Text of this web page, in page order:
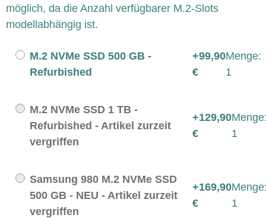
möglich, da die Anzahl verfügbarer M.2-Slots
modellabhängig ist.
M.2 NVMe SSD 500 GB -
Refurbished
+99,90
€
Menge:
1
M.2 NVMe SSD 1 TB -
Refurbished - Artikel zurzeit
vergriffen
+129,90
€
1
Samsung 980 M.2 NVMe SSD
500 GB - NEU - Artikel zurzeit
vergriffen
+169,90
€
1